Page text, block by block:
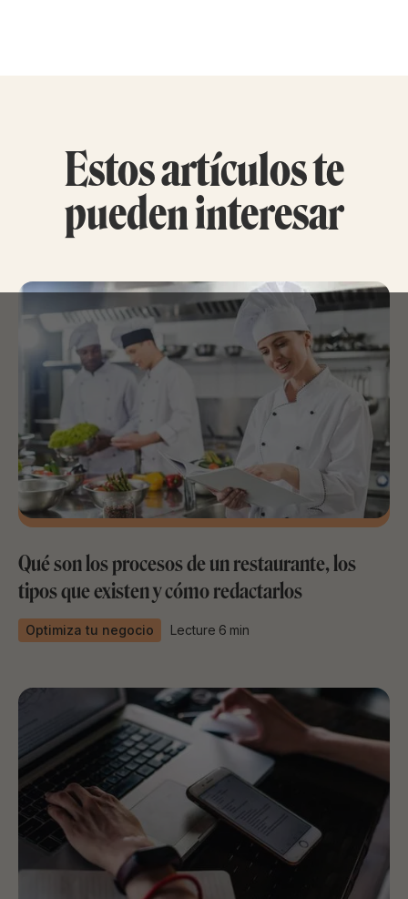
Estos artículos te
pueden interesar
Qué son los procesos de un restaurante, los
tipos que existen y cómo redactarlos
Optimiza tu negocio Lecture 6 min